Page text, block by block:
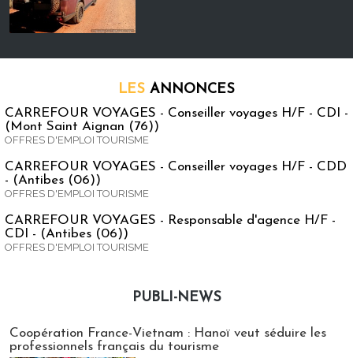
LES ANNONCES
CARREFOUR VOYAGES - Conseiller voyages H/F - CDI -
(Mont Saint Aignan (76))
OFFRES D'EMPLOI TOURISME
CARREFOUR VOYAGES - Conseiller voyages H/F - CDD
- (Antibes (06))
OFFRES D'EMPLOI TOURISME
CARREFOUR VOYAGES - Responsable d'agence H/F -
CDI - (Antibes (06))
OFFRES D'EMPLOI TOURISME
PUBLI-NEWS
Coopération France-Vietnam : Hanoï veut séduire les
professionnels français du tourisme